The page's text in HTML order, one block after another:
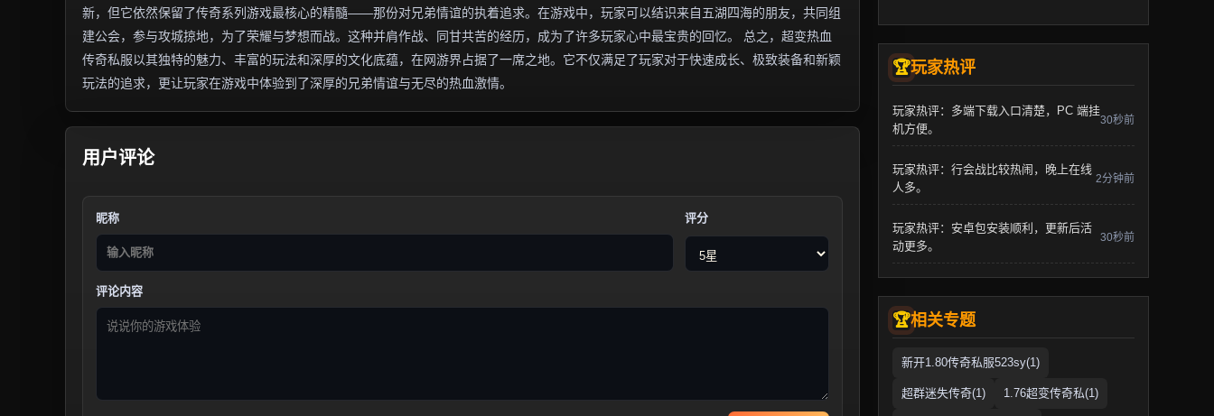
新，但它依然保留了传奇系列游戏最核心的精髓——那份对兄弟情谊的执着追求。在游戏中，玩家可以结识来自五湖四海的朋友，共同组
建公会，参与攻城掠地，为了荣耀与梦想而战。这种并肩作战、同甘共苦的经历，成为了许多玩家心中最宝贵的回忆。 总之，超变热血
传奇私服以其独特的魅力、丰富的玩法和深厚的文化底蕴，在网游界占据了一席之地。它不仅满足了玩家对于快速成长、极致装备和新颖
玩法的追求，更让玩家在游戏中体验到了深厚的兄弟情谊与无尽的热血激情。
用户评论
昵称 评分
评论内容
玩家热评
玩家热评：多端下载入口清楚，PC 端挂
机方便。
30秒前
玩家热评：行会战比较热闹，晚上在线
人多。
2分钟前
玩家热评：安卓包安装顺利，更新后活
动更多。
30秒前
相关专题
新开1.80传奇私服523sy(1)
超群迷失传奇(1) 1.76超变传奇私(1)